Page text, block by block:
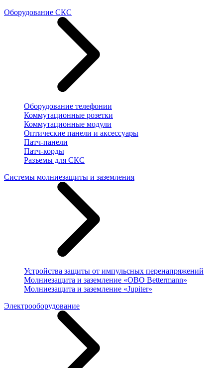
Оборудование СКС
Оборудование телефонии
Коммутационные розетки
Коммутационные модули
Оптические панели и аксессуары
Патч-панели
Патч-корды
Разъемы для СКС
Системы молниезащиты и заземления
Устройства защиты от импульсных перенапряжений
Молниезащита и заземление «OBO Bettermann»
Молниезащита и заземление «Jupiter»
Электрооборудование